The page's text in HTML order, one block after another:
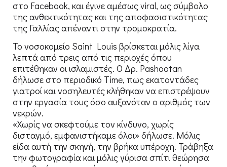
στο Facebook, και έγινε αμέσως viral, ως σύμβολο
της ανθεκτικότητας και της αποφασιστικότητας
της Γαλλίας απέναντι στην τρομοκρατία.
Το νοσοκομείο Saint Louis βρίσκεται μόλις λίγα
λεπτά από τρεις από τις περιοχές όπου
επιτέθηκαν οι ισλαμιστές. Ο Δρ. Pashootan
δήλωσε στο περιοδικό Time, πως εκατοντάδες
γιατροί και νοσηλευτές κλήθηκαν να επιστρέψουν
στην εργασία τους όσο αυξανόταν ο αριθμός των
νεκρών.
«Χωρίς να σκεφτούμε τον κίνδυνο, χωρίς
δισταγμό, εμφανιστήκαμε όλοι» δήλωσε. Μόλις
είδα αυτή την σκηνή, την βρήκα υπέροχη. Τράβηξα
την φωτογραφία και μόλις γύρισα σπίτι θεώρησα